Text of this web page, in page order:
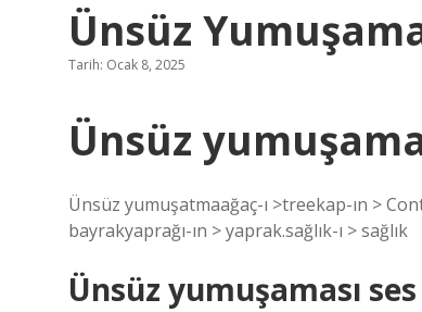
Ünsüz
Tarih: Ocak 8, 2025
Ünsüz
Ünsüz yumuşatmaağaç-ı >treekap-ın >
bayrakyaprağı-ın > yaprak.sağlık-ı > sağlık
Ünsüz yumuşaması